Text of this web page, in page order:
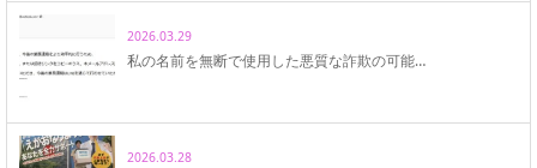
2026.03.29
私の名前を無断で使用した悪質な詐欺の可能…
2026.03.28